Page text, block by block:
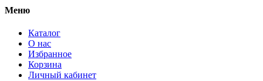
Меню
Каталог
О нас
Избранное
Корзина
Личный кабинет